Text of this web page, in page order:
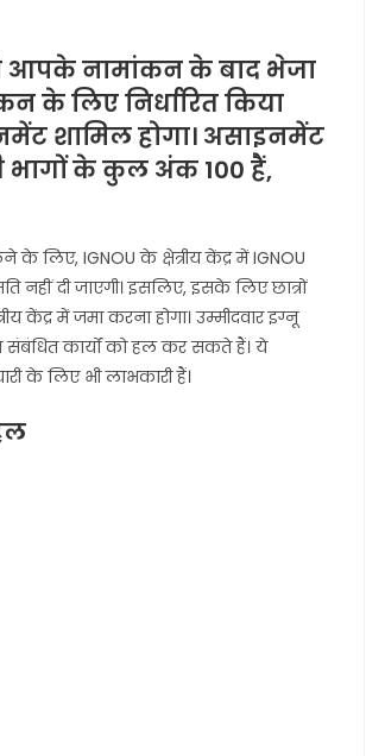
नामांकन के बाद भेजा
के लिए निर्धारित किया
शामिल होगा। असाइनमेंट
भागों के कुल अंक 100 हैं,
के लिए, IGNOU के क्षेत्रीय केंद्र में IGNOU
दी जाएगी। इसलिए, इसके लिए छात्रों
केंद्र में जमा करना होगा। उम्मीदवार इग्नू
कार्यों को हल कर सकते हैं। ये
के लिए भी लाभकारी हैं।